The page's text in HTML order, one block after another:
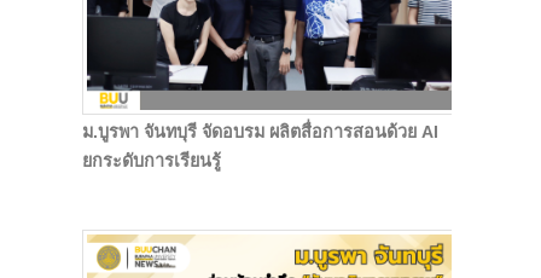
ม.บูรพา จันทบุรี จัดอบรม ผลิตสื่อการสอนด้วย AI
ยกระดับการเรียนรู้